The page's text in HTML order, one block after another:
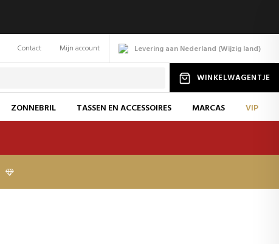
Levering aan Nederland (Wijzig land)
Contact Mijn account
WINKELWAGENTJE
ZONNEBRIL TASSEN EN ACCESSOIRES MARCAS VIP